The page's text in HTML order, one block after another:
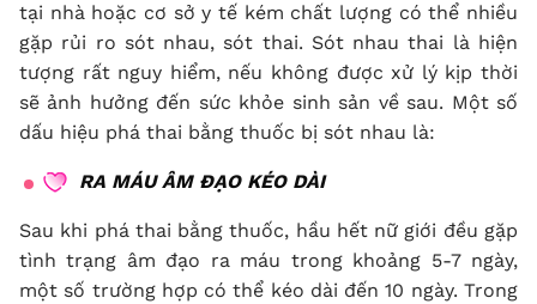
tại nhà hoặc cơ sở y tế kém chất lượng có thể nhiều
gặp rủi ro sót nhau, sót thai. Sót nhau thai là hiện
tượng rất nguy hiểm, nếu không được xử lý kịp thời
sẽ ảnh hưởng đến sức khỏe sinh sản về sau. Một số
dấu hiệu phá thai bằng thuốc bị sót nhau là:
RA MÁU ÂM ĐẠO KÉO DÀI
Sau khi phá thai bằng thuốc, hầu hết nữ giới đều gặp
tình trạng âm đạo ra máu trong khoảng 5-7 ngày,
một số trường hợp có thể kéo dài đến 10 ngày. Trong